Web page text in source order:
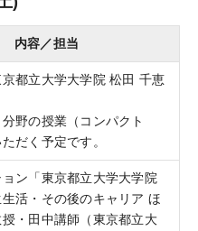
内容／担当
都立大学大学院 松田 千恵
分野の授業（コンパクト
だく予定です。
ョン「東京都立大学大学院
活・その後のキャリア ほ
・田中講師（東京都立大